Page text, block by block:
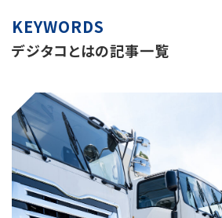
デジタコとはの記事一覧